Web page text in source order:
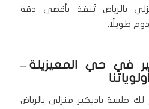
بالرياض تُنفذ بأقصى دقة
طويلًا.
في حي المعيزيلة–
جلسة باديكير منزلي بالرياض